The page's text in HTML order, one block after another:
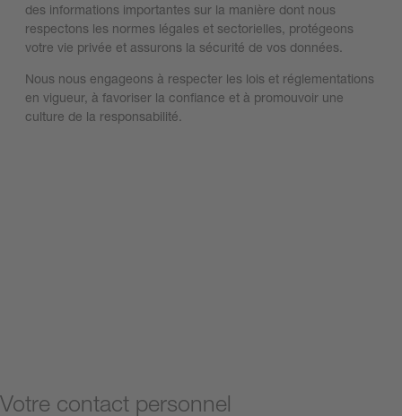
des informations importantes sur la manière dont nous
respectons les normes légales et sectorielles, protégeons
votre vie privée et assurons la sécurité de vos données.
Nous nous engageons à respecter les lois et réglementations
en vigueur, à favoriser la confiance et à promouvoir une
culture de la responsabilité.
Votre contact personnel